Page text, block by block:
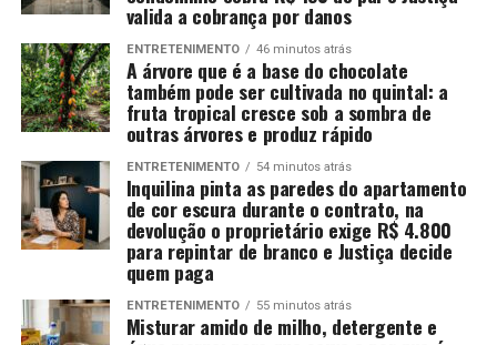
valida a cobrança por danos
ENTRETENIMENTO 46 minutos atrás
A árvore que é a base do chocolate
também pode ser cultivada no quintal: a
fruta tropical cresce sob a sombra de
outras árvores e produz rápido
ENTRETENIMENTO 54 minutos atrás
Inquilina pinta as paredes do apartamento
de cor escura durante o contrato, na
devolução o proprietário exige R$ 4.800
para repintar de branco e Justiça decide
quem paga
ENTRETENIMENTO 55 minutos atrás
Misturar amido de milho, detergente e